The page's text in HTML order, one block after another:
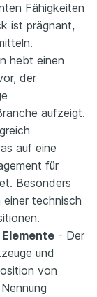
Fähigkeiten
ist prägnant,
hebt einen
der
aufzeigt.
auf eine
für
Besonders
technisch
- Der
und
von